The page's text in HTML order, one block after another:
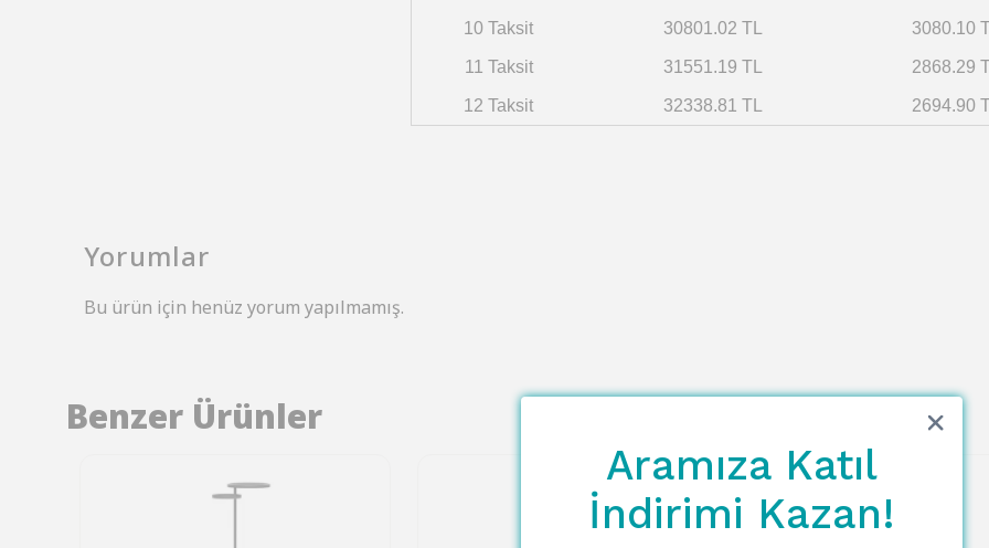
10 Taksit 30801.02 TL 3080.10
11 Taksit 31551.19 TL 2868.29
12 Taksit 32338.81 TL 2694.90
Yorumlar
Bu ürün için henüz yorum yapılmamış.
Benzer Ürünler
Aramıza Katıl
İndirimi Kazan!